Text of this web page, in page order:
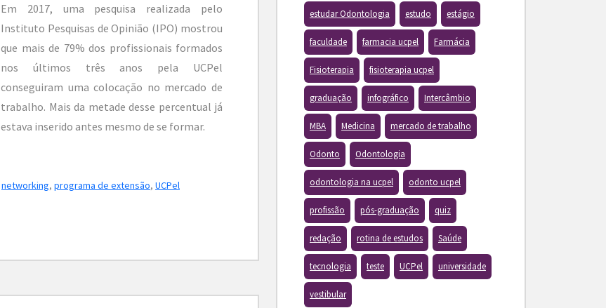
Em 2017, uma pesquisa realizada pelo
Instituto Pesquisas de Opinião (IPO) mostrou
que mais de 79% dos profissionais formados
nos últimos três anos pela UCPel
conseguiram uma colocação no mercado de
trabalho. Mais da metade desse percentual já
estava inserido antes mesmo de se formar.
networking, programa de extensão, UCPel
estudar Odontologia estudo estágio
faculdade farmacia ucpel Farmácia
Fisioterapia fisioterapia ucpel
graduação infográfico Intercâmbio
MBA Medicina mercado de trabalho
Odonto Odontologia
odontologia na ucpel odonto ucpel
profissão pós-graduação quiz
redação rotina de estudos Saúde
tecnologia teste UCPel universidade
vestibular